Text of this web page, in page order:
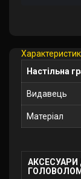
Настільна
Видавець
Матеріал
АКСЕСУАРИ